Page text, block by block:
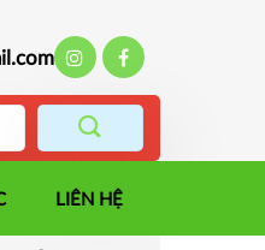
LIÊN HỆ